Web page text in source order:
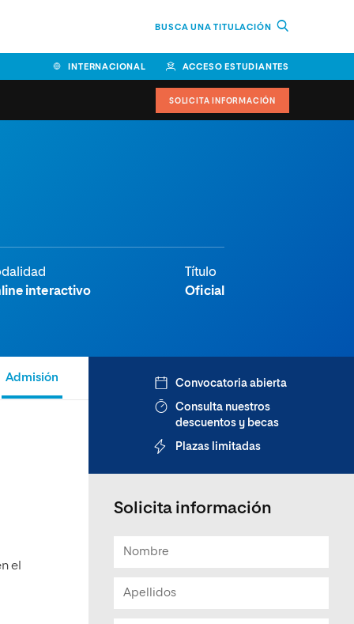
BUSCA UNA TITULACIÓN
INTERNACIONAL ACCESO ESTUDIANTES
SOLICITA INFORMACIÓN
interactivo
Título
Oficial
Admisión
el
Convocatoria abierta
Consulta nuestros
descuentos y becas
Plazas limitadas
Solicita información